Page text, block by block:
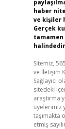
haber
ve kişiler
Gerçek
Sitemiz,
ve İletişim
Sağlayıcı
sitedeki
araştırma
üyelerimiz
taşımakta
etmiş